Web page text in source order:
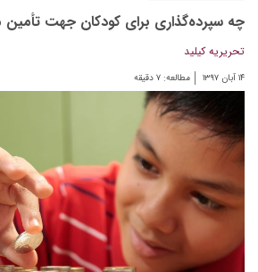
چه سپرده‌گذاری برای کودکان جهت تأمین
تحریریه کیلید
۱۴ آبان ۱۳۹۷ مطالعه: ۷ دقیقه